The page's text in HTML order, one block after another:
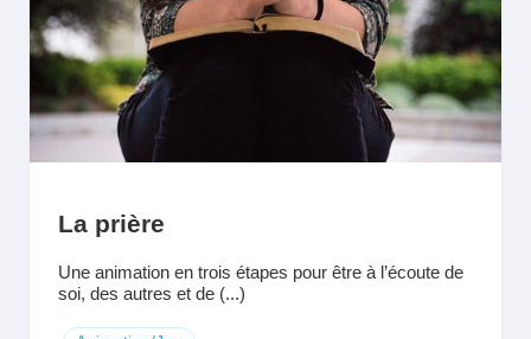
La prière
Une animation en trois étapes pour être à l’écoute de
soi, des autres et de (...)